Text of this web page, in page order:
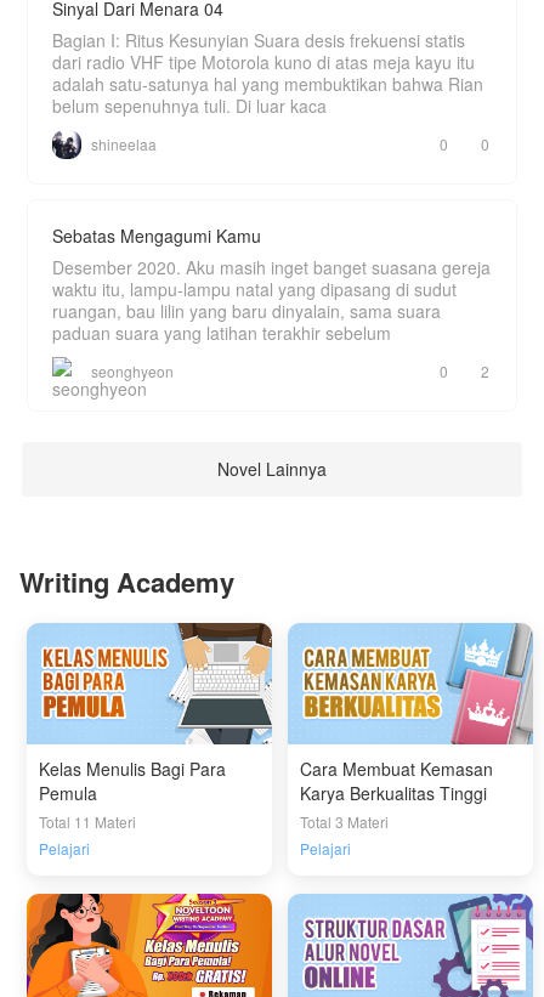
Sinyal Dari Menara 04
Bagian I: Ritus Kesunyian Suara desis frekuensi statis
dari radio VHF tipe Motorola kuno di atas meja kayu itu
adalah satu-satunya hal yang membuktikan bahwa Rian
belum sepenuhnya tuli. Di luar kaca
shineelaa 0 0
Sebatas Mengagumi Kamu
Desember 2020. Aku masih inget banget suasana gereja
waktu itu, lampu-lampu natal yang dipasang di sudut
ruangan, bau lilin yang baru dinyalain, sama suara
paduan suara yang latihan terakhir sebelum
seonghyeon 0 2
Novel Lainnya
Writing Academy
Kelas Menulis Bagi Para
Pemula
Total 11 Materi
Pelajari
Cara Membuat Kemasan
Karya Berkualitas Tinggi
Total 3 Materi
Pelajari